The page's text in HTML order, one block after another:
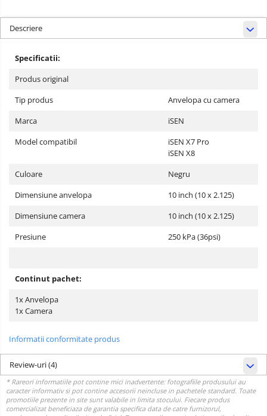
Descriere
Specificatii:
Produs original
Tip produs
Anvelopa cu camera
Marca
iSEN
Model compatibil
iSEN X7 Pro
iSEN X8
Culoare
Negru
Dimensiune anvelopa
10 inch (10 x 2.125)
Dimensiune camera
10 inch (10 x 2.125)
Presiune
250 kPa (36psi)
Continut pachet:
1x Anvelopa
1x Camera
Informatii conformitate produs
Review-uri(4)